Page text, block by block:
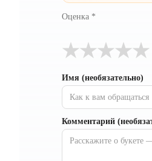
Оценка *
★
★
★
★
★
Имя (необязательно)
Комментарий